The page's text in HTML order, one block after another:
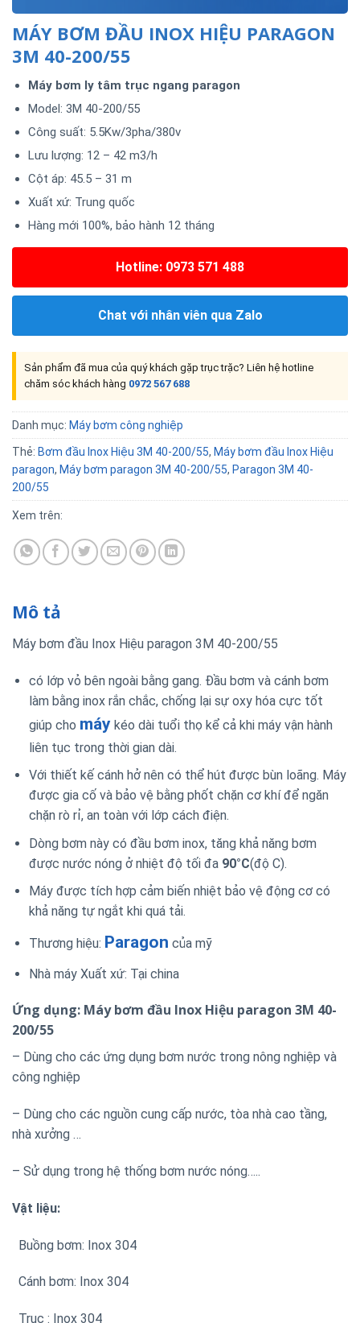
MÁY BƠM ĐẦU INOX HIỆU PARAGON
3M 40-200/55
Máy bơm ly tâm trục ngang paragon
Model: 3M 40-200/55
Công suất: 5.5Kw/3pha/380v
Lưu lượng: 12 – 42 m3/h
Cột áp: 45.5 – 31 m
Xuất xứ: Trung quốc
Hàng mới 100%, bảo hành 12 tháng
Hotline: 0973 571 488
Chat với nhân viên qua Zalo
Sản phẩm đã mua của quý khách gặp trục trặc? Liên hệ hotline
chăm sóc khách hàng 0972 567 688
Danh mục: Máy bơm công nghiệp
Thẻ: Bơm đầu Inox Hiệu 3M 40-200/55, Máy bơm đầu Inox Hiệu
paragon, Máy bơm paragon 3M 40-200/55, Paragon 3M 40-
200/55
Xem trên:
Mô tả
Máy bơm đầu Inox Hiệu paragon 3M 40-200/55
có lớp vỏ bên ngoài bằng gang. Đầu bơm và cánh bơm
làm bằng inox rắn chắc, chống lại sự oxy hóa cực tốt
giúp cho máykéo dài tuổi thọ kể cả khi máy vận hành
liên tục trong thời gian dài.
Với thiết kế cánh hở nên có thể hút được bùn loãng. Máy
được gia cố và bảo vệ bằng phốt chặn cơ khí để ngăn
chặn rò rỉ, an toàn với lớp cách điện.
Dòng bơm này có đầu bơm inox, tăng khả năng bơm
được nước nóng ở nhiệt độ tối đa 90°C(độ C).
Máy được tích hợp cảm biến nhiệt bảo vệ động cơ có
khả năng tự ngắt khi quá tải.
Thương hiệu: Paragon của mỹ
Nhà máy Xuất xứ: Tại china
Ứng dụng: Máy bơm đầu Inox Hiệu paragon 3M 40-
200/55
– Dùng cho các ứng dụng bơm nước trong nông nghiệp và
công nghiệp
– Dùng cho các nguồn cung cấp nước, tòa nhà cao tầng,
nhà xưởng …
– Sử dụng trong hệ thống bơm nước nóng…..
Vật liệu:
Buồng bơm: Inox 304
Cánh bơm: Inox 304
Trục : Inox 304